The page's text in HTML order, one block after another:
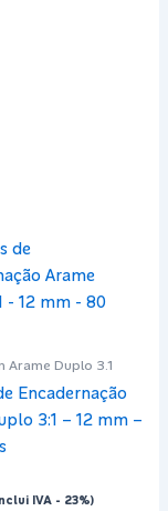
Arame Duplo 3.1
Encadernação
3:1 – 12 mm –
IVA - 23%)